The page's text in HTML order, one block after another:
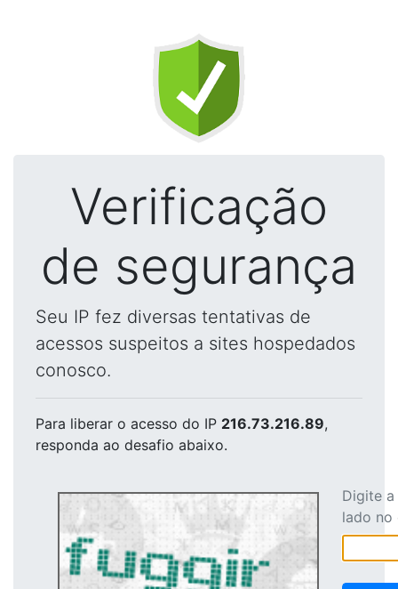
Verificação
de segurança
Seu IP fez diversas tentativas de
acessos suspeitos a sites hospedados
conosco.
Para liberar o acesso do IP 216.73.216.89,
responda ao desafio abaixo.
Digite
lado no